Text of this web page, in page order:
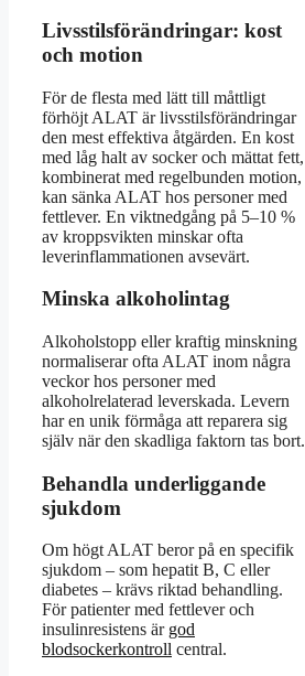
Livsstilsförändringar: kost
och motion
För de flesta med lätt till måttligt
förhöjt ALAT är livsstilsförändringar
den mest effektiva åtgärden. En kost
med låg halt av socker och mättat fett,
kombinerat med regelbunden motion,
kan sänka ALAT hos personer med
fettlever. En viktnedgång på 5–10 %
av kroppsvikten minskar ofta
leverinflammationen avsevärt.
Minska alkoholintag
Alkoholstopp eller kraftig minskning
normaliserar ofta ALAT inom några
veckor hos personer med
alkoholrelaterad leverskada. Levern
har en unik förmåga att reparera sig
själv när den skadliga faktorn tas bort.
Behandla underliggande
sjukdom
Om högt ALAT beror på en specifik
sjukdom – som hepatit B, C eller
diabetes – krävs riktad behandling.
För patienter med fettlever och
insulinresistens är god
blodsockerkontroll central.